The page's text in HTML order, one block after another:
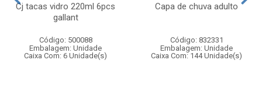
Cj tacas vidro 220ml 6pcs
gallant
Código: 500088
Embalagem: Unidade
Caixa Com: 6 Unidade(s)
Capa de chuva adulto
Código: 832331
Embalagem: Unidade
Caixa Com: 144 Unidade(s)